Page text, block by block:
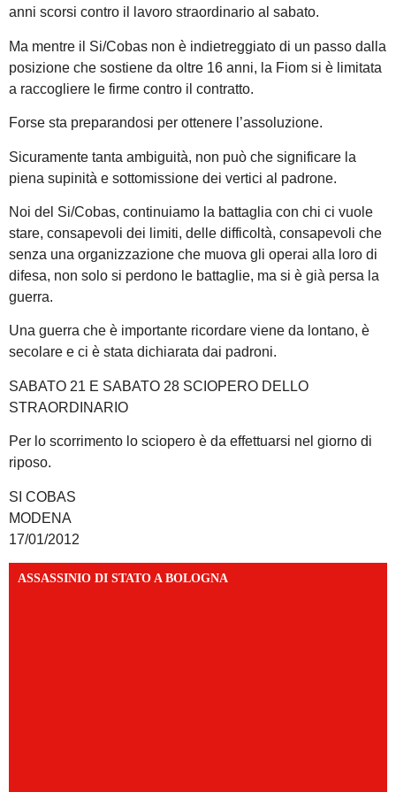
anni scorsi contro il lavoro straordinario al sabato.
Ma mentre il Si/Cobas non è indietreggiato di un passo dalla
posizione che sostiene da oltre 16 anni, la Fiom si è limitata
a raccogliere le firme contro il contratto.
Forse sta preparandosi per ottenere l’assoluzione.
Sicuramente tanta ambiguità, non può che significare la
piena supinità e sottomissione dei vertici al padrone.
Noi del Si/Cobas, continuiamo la battaglia con chi ci vuole
stare, consapevoli dei limiti, delle difficoltà, consapevoli che
senza una organizzazione che muova gli operai alla loro di
difesa, non solo si perdono le battaglie, ma si è già persa la
guerra.
Una guerra che è importante ricordare viene da lontano, è
secolare e ci è stata dichiarata dai padroni.
SABATO 21 E SABATO 28 SCIOPERO DELLO
STRAORDINARIO
Per lo scorrimento lo sciopero è da effettuarsi nel giorno di
riposo.
SI COBAS
17/01/2012
ASSASSINIO DI STATO A BOLOGNA